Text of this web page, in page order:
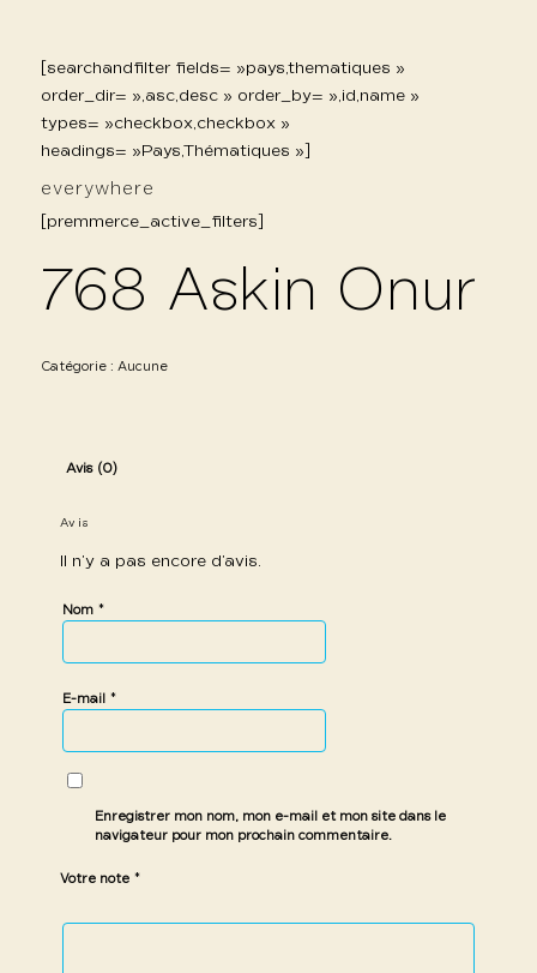
[searchandfilter fields= »pays,thematiques »
order_dir= »,asc,desc » order_by= »,id,name »
types= »checkbox,checkbox »
headings= »Pays,Thématiques »]
everywhere
[premmerce_active_filters]
768 Askin Onur
Catégorie : Aucune
Avis (0)
Avis
Il n’y a pas encore d’avis.
Nom *
E-mail *
Enregistrer mon nom, mon e-mail et mon site dans le
navigateur pour mon prochain commentaire.
Votre note *
1 étoile
2 étoiles
3 étoiles
4 étoiles
5 étoiles